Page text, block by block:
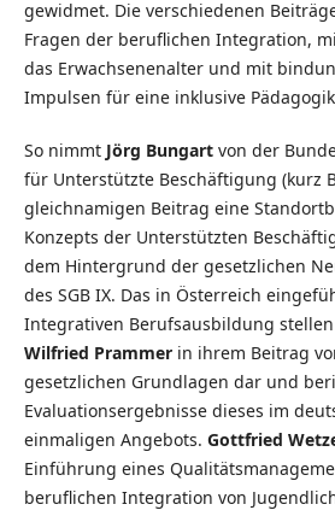
gewidmet. Die verschiedenen
Fragen der beruflichen Integration,
das Erwachsenenalter und mit
Impulsen für eine inklusive
So nimmt Jörg Bungartvon der
für Unterstützte Beschäftigung (kurz
gleichnamigen Beitrag eine
Konzepts der Unterstützten
dem Hintergrund der gesetzlichen
des SGB IX. Das in Österreich
Integrativen Berufsausbildung stellen
Wilfried Prammer in ihrem Beitrag
gesetzlichen Grundlagen dar und
Evaluationsergebnisse dieses im
einmaligen Angebots. Gottfried
Einführung eines
beruflichen Integration von